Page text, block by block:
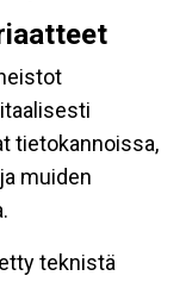
tietokannoissa,
muiden
teknistä